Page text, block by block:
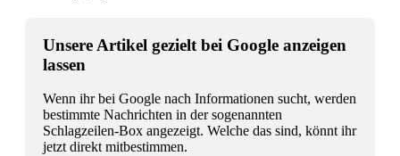
Unsere Artikel gezielt bei Google anzeigen
lassen
Wenn ihr bei Google nach Informationen sucht, werden
bestimmte Nachrichten in der sogenannten
Schlagzeilen-Box angezeigt. Welche das sind, könnt ihr
jetzt direkt mitbestimmen.